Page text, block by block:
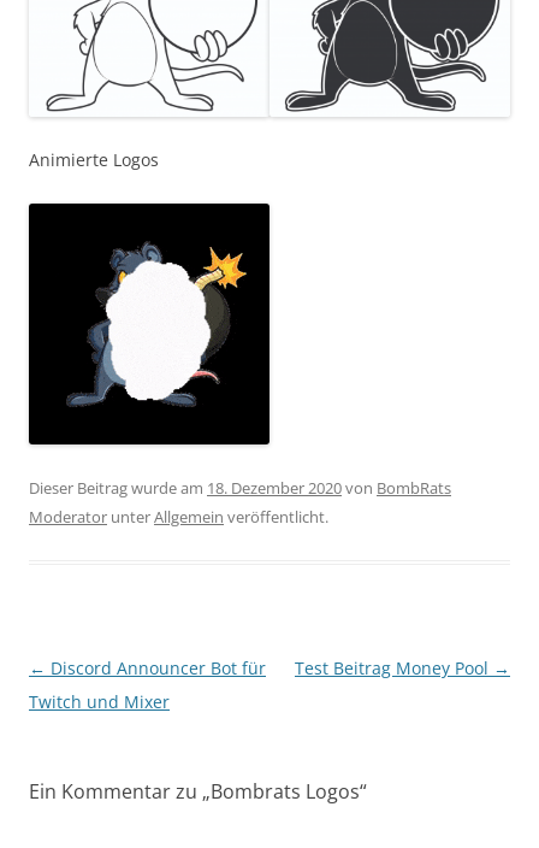
Animierte Logos
Dieser Beitrag wurde am 18. Dezember 2020von BombRats
Moderator unterAllgemein veröffentlicht.
Beitragsnavigation
← Discord Announcer Bot für
Twitch und Mixer
Test Beitrag Money Pool →
Ein Kommentar zu „Bombrats Logos“